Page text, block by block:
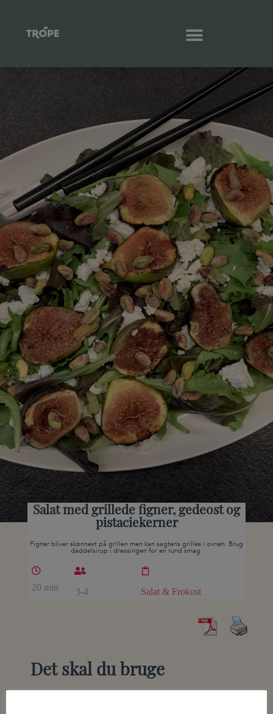
Salat med grillede figner, gedeost og
pistaciekerner
Figner bliver skønnest på grillen men kan sagtens grilles i ovnen. Brug
daddelsirup i dressingen for en rund smag.
20 min 3-4 Salat & Frokost
Det skal du bruge